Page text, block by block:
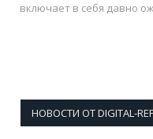
включает в себя давно
НОВОСТИ ОТ DIGITAL-